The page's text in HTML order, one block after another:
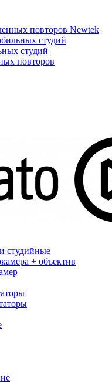
повторов Newtek
студий
студий
повторов
студийные
+ объектив